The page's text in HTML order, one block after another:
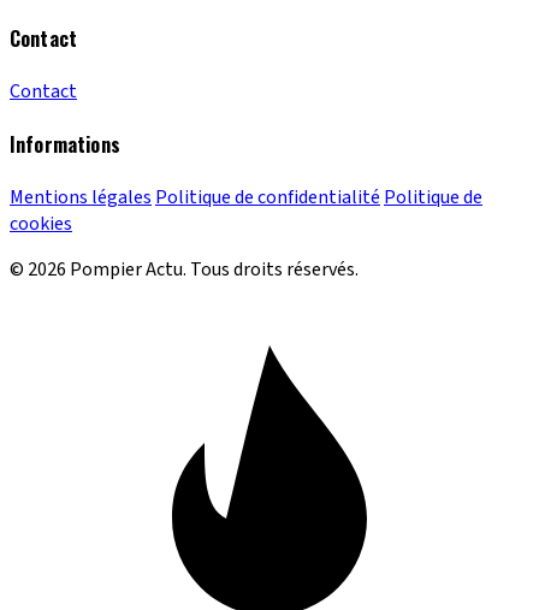
Contact
Contact
Informations
Mentions légalesPolitique de confidentialitéPolitique de
cookies
© 2026 Pompier Actu. Tous droits réservés.